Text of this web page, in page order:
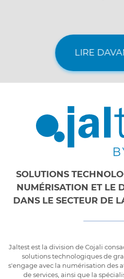
LIRE
SOLUTIONS
NUMÉRISATION ET LE
DANS LE SECTEUR DE
Jaltest est la division de Cojali
solutions technologiques de
s'engage avec la numérisation des
de services, ainsi que la